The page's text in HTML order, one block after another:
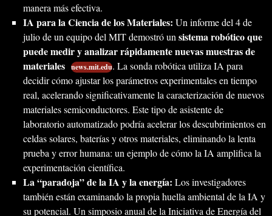
manera más efectiva.
IA para la Ciencia de los Materiales: Un informe del 4 de
julio de un equipo del MIT demostró un sistema robótico que
puede medir y analizar rápidamente nuevas muestras de
materiales news.mit.edu. La sonda robótica utiliza IA para
decidir cómo ajustar los parámetros experimentales en tiempo
real, acelerando significativamente la caracterización de nuevos
materiales semiconductores. Este tipo de asistente de
laboratorio automatizado podría acelerar los descubrimientos en
celdas solares, baterías y otros materiales, eliminando la lenta
prueba y error humana: un ejemplo de cómo la IA amplifica la
experimentación científica.
La “paradoja” de la IA y la energía: Los investigadores
también están examinando la propia huella ambiental de la IA y
su potencial. Un simposio anual de la Iniciativa de Energía del